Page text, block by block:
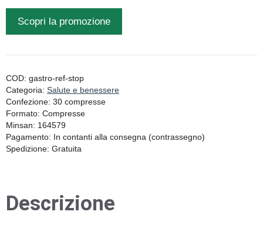
era:
99,00 €.
è:
49,99 €.
Scopri la promozione
COD: gastro-ref-stop
Categoria: Salute e benessere
Confezione: 30 compresse
Formato: Compresse
Minsan: 164579
Pagamento: In contanti alla consegna (contrassegno)
Spedizione: Gratuita
Descrizione